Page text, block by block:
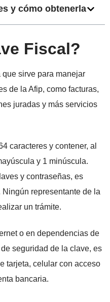
y cómo obtenerla
Fiscal?
sirve para manejar
de la Afip, como facturas,
juradas y más servicios
caracteres y contener, al
y 1 minúscula.
y contraseñas, es
representante de la
un trámite.
o en dependencias de
seguridad de la clave, es
tarjeta, celular con acceso
bancaria.